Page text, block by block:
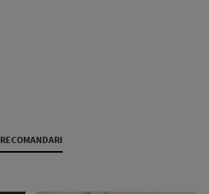
RECOMANDARI